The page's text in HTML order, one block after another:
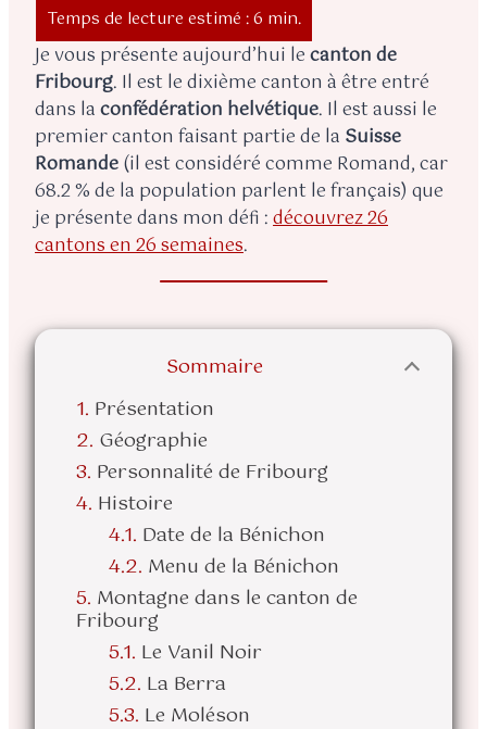
Je vous présente aujourd’hui lecanton de
Fribourg. Il est le dixième canton à être entré
dans laconfédération helvétique. Il est aussi le
premier canton faisant partie de la Suisse
Romande(il est considéré comme Romand, car
68.2 % de la population parlent le français) que
je présente dans mon défi :découvrez 26
cantons en 26 semaines.
Sommaire
Présentation
Géographie
Personnalité de Fribourg
Histoire
Date de la Bénichon
Menu de la Bénichon
Montagne dans le canton de
Fribourg
Le Vanil Noir
La Berra
Le Moléson